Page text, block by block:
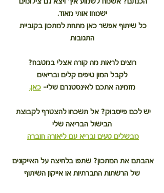
ישמחו אותי מאוד.
כל שיתוף אפשר כאן מתחת למתכון בקוביית
התגובות
רוצים לראות מה קורה אצלי במטבח?
לקבל המון טיפים קלים ובריאים
מזמינה אתכם לאינסטגרם שלי– כאן.
יש לכם פייסבוק? אל תשכחו להצטרף לקבוצת
הבישול הבריאה שלי
מבשלים טעים ובריא עם ליאורה חוברה
אהבתם את המתכון? שתפו בלחיצה על האייקונים
של הרשתות החברתיות או אייקון השיתוף